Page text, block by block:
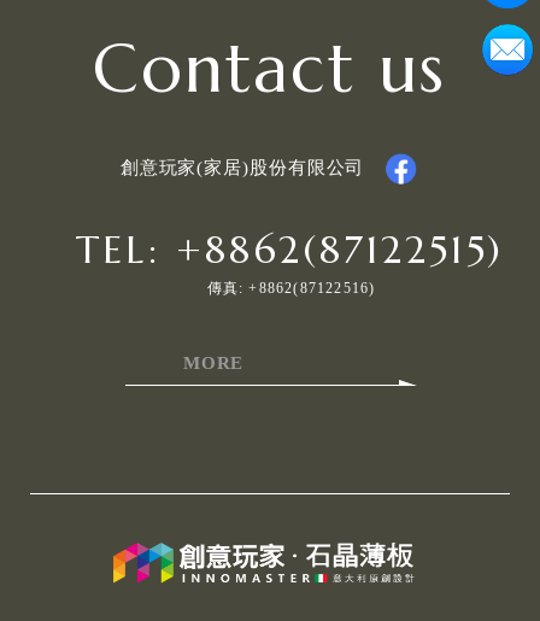
Contact us
創意玩家(家居)股份有限公司
TEL: +8862(87122515)
傳真: +8862(87122516)
MORE